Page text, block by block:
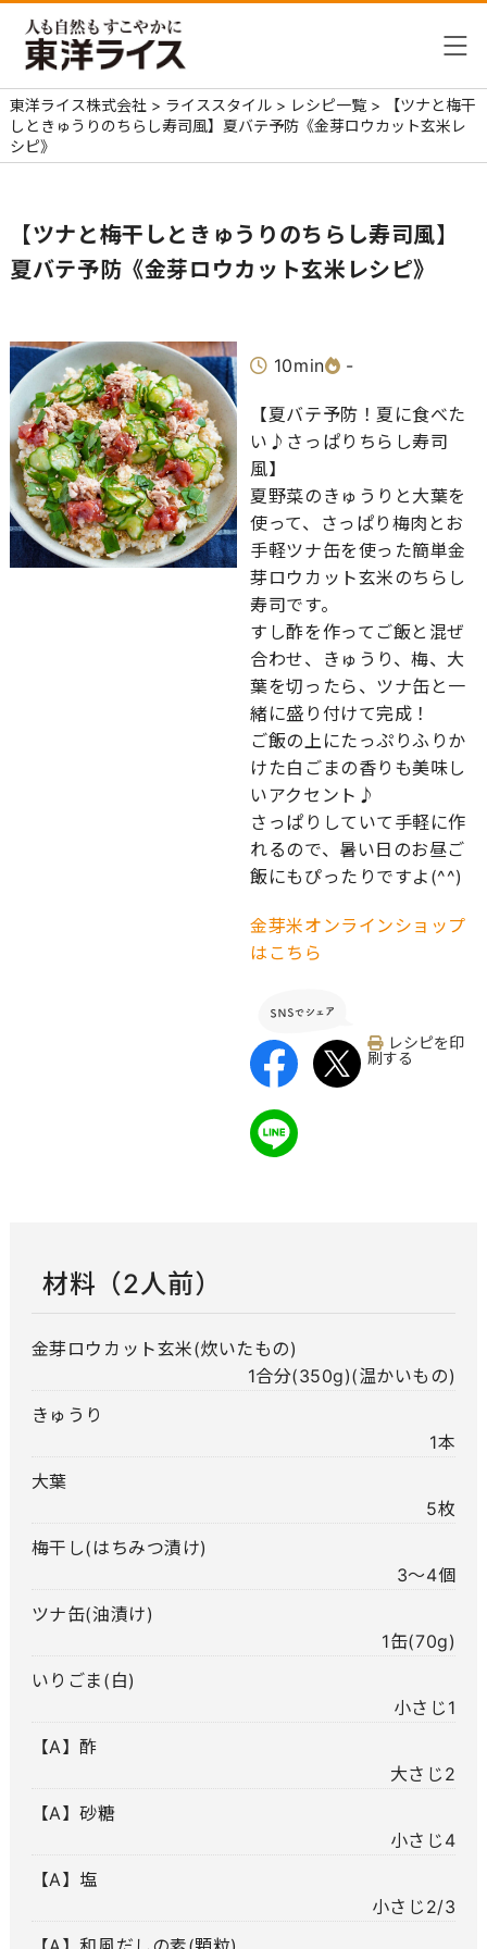
東洋ライス株式会社 > ライススタイル > レシピ一覧 >
【ツナと梅干
しときゅうりのちらし寿司風】夏バテ予防《金芽ロウカット玄米レ
シピ》
【ツナと梅干しときゅうりのちらし寿司風】
夏バテ予防《金芽ロウカット玄米レシピ》
10min -
【夏バテ予防！夏に食べた
い♪さっぱりちらし寿司
風】
夏野菜のきゅうりと大葉を
使って、さっぱり梅肉とお
手軽ツナ缶を使った簡単金
芽ロウカット玄米のちらし
寿司です。
すし酢を作ってご飯と混ぜ
合わせ、きゅうり、梅、大
葉を切ったら、ツナ缶と一
緒に盛り付けて完成！
ご飯の上にたっぷりふりか
けた白ごまの香りも美味し
いアクセント♪
さっぱりしていて手軽に作
れるので、暑い日のお昼ご
飯にもぴったりですよ(^^)
金芽米オンラインショップ
はこちら
レシピを印
刷する
材料（2人前）
金芽ロウカット玄米(炊いたもの)
1合分(350g)(温かいもの)
きゅうり
1本
大葉
5枚
梅干し(はちみつ漬け)
3～4個
ツナ缶(油漬け)
1缶(70g)
いりごま(白)
小さじ1
【A】酢
大さじ2
【A】砂糖
小さじ4
【A】塩
小さじ2/3